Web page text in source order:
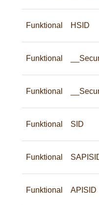
Funktional HSID
Funktional
Funktional
Funktional SID
Funktional
Funktional APISID